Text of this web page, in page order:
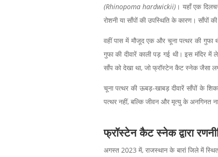
(Rhinopoma hardwickii) । यहाँ एक
रोशनी या साँपों की उपस्थिति के कारण। साँपों
वहीं पास में मौजूद एक और चूना पत्थर की गुफा
गुफा की दीवारें काली पड़ गई थी। इस मंदिर
साँप को देखा था, जो फ्रॉस्टेन कैट स्नेक जैसा
चूना पत्थर की ऊबड़-खाबड़ दीवारें साँपों के
पत्थर नहीं, बल्कि जीवन और मृत्यु के अनगिनत
फ्रॉस्टेन कैट स्नेकद्वारा
अगस्त 2023 में, राजस्थान के बारां जिले में